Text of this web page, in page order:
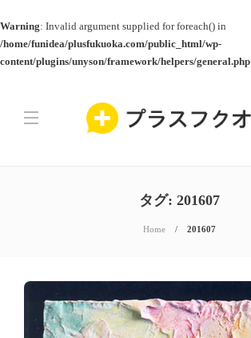
Warning: Invalid argument supplied for foreach() in
/home/funidea/plusfukuoka.com/public_html/wp-
content/plugins/unyson/framework/helpers/general.php
タグ: 201607
Home 201607